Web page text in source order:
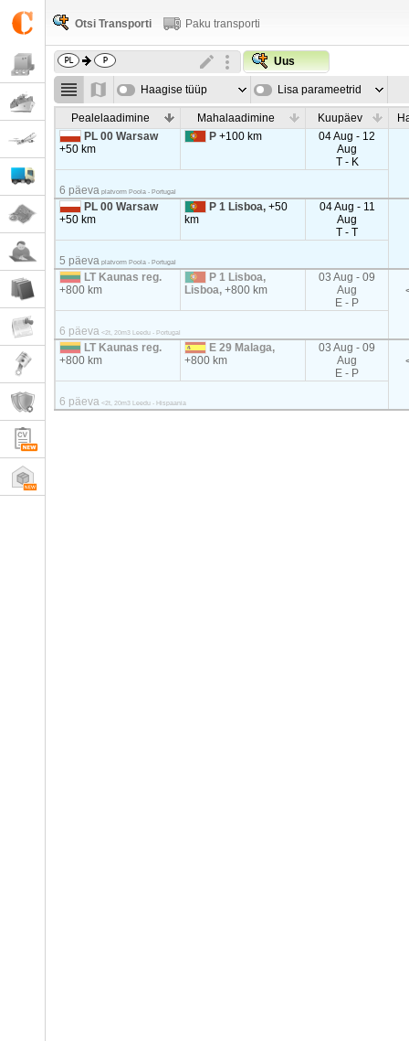
Otsi Transporti Paku transporti
Uus
Haagise tüüp Lisa parameetrid
Pealelaadimine Mahalaadimine Kuupäev
PL 00 Warsaw
+50 km
P+100 km
04 Aug - 12
Aug
T - K
6 päeva platvorm Poola - Portugal
PL 00 Warsaw
+50 km
P 1 Lisboa,+50
km
04 Aug - 11
Aug
T - T
5 päeva platvorm Poola - Portugal
LT Kaunas reg.
+800 km
P 1 Lisboa,
Lisboa,+800 km
03 Aug - 09
Aug
E - P
6 päeva <2t, 20m3 Leedu - Portugal
LT Kaunas reg.
+800 km
E 29 Malaga,
+800 km
03 Aug - 09
Aug
E - P
6 päeva <2t, 20m3 Leedu - Hispaania